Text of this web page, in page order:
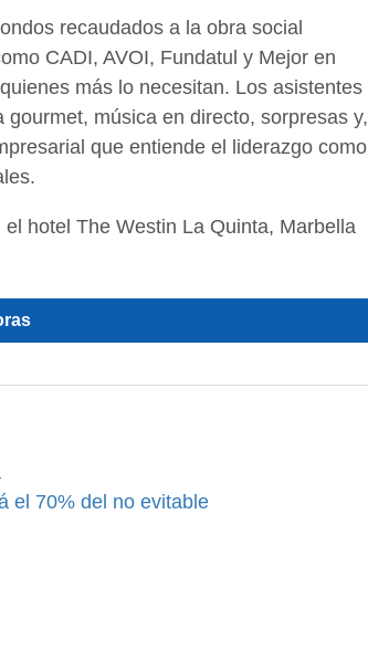
recaudados a la obra social
CADI, AVOI, Fundatul y Mejor en
más lo necesitan. Los asistentes
música en directo, sorpresas y,
que entiende el liderazgo como
hotel The Westin La Quinta, Marbella
el 70% del no evitable